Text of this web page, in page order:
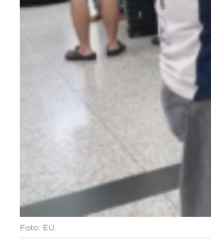
Foto: EU.